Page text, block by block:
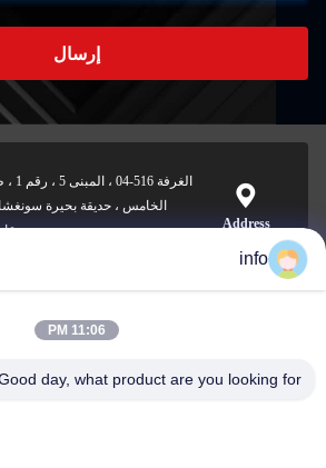
إرسال
Address
الخامس ، حديقة بحيرة
info@gdpowerplus.com
info
11:06 PM
day, what product are you looking for?